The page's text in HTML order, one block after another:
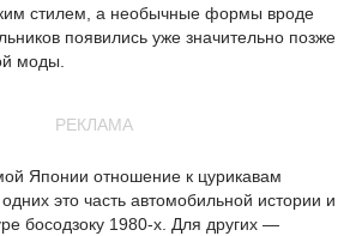
стилем, а необычные формы вроде
появились уже значительно позже
моды.
РЕКЛАМА
Японии отношение к цурикавам
это часть автомобильной истории и
босодзоку 1980-х. Для других —